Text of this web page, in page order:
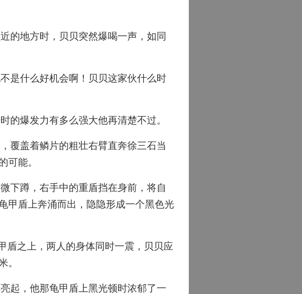
的地方时，贝贝突然爆喝一声，如同
是什么好机会啊！贝贝这家伙什么时
爆发力有多么强大他再清楚不过。
覆盖着鳞片的粗壮右臂直奔徐三石当
可能。
下蹲，右手中的重盾挡在身前，将自
甲盾上奔涌而出，隐隐形成一个黑色光
之上，两人的身体同时一震，贝贝应
。
起，他那龟甲盾上黑光顿时浓郁了一